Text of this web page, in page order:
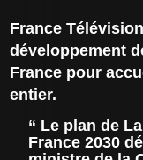
France
développement
France pour
entier.
Le plan de
France 2030